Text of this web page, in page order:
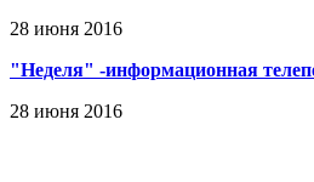
28 июня 2016
"Неделя" -информационная
28 июня 2016